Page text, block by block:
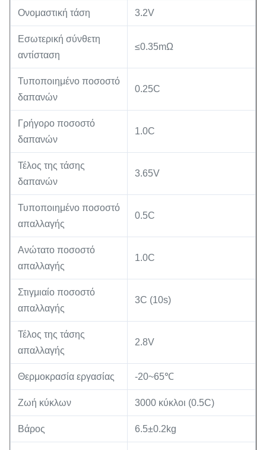
Ονομαστική τάση 3.2V
Εσωτερική σύνθετη
αντίσταση
≤0.35mΩ
Τυποποιημένο ποσοστό
δαπανών
0.25C
Γρήγορο ποσοστό
δαπανών
1.0C
Τέλος της τάσης
δαπανών
3.65V
Τυποποιημένο ποσοστό
απαλλαγής
0.5C
Ανώτατο ποσοστό
απαλλαγής
1.0C
Στιγμιαίο ποσοστό
απαλλαγής
3C (10s)
Τέλος της τάσης
απαλλαγής
2.8V
Θερμοκρασία εργασίας -20~65℃
Ζωή κύκλων 3000 κύκλοι (0.5C)
Βάρος 6.5±0.2kg